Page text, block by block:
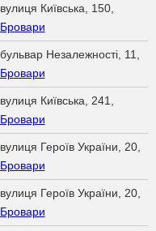
вулиця Київська, 150,
Бровари
бульвар Незалежності, 11,
Бровари
вулиця Київська, 241,
Бровари
вулиця Героїв України, 20,
Бровари
вулиця Героїв України, 20,
Бровари